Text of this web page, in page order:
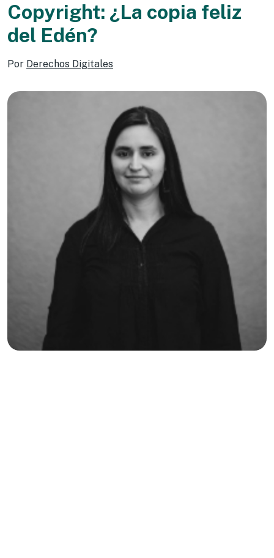
Copyright: ¿La copia feliz
del Edén?
Por Derechos Digitales